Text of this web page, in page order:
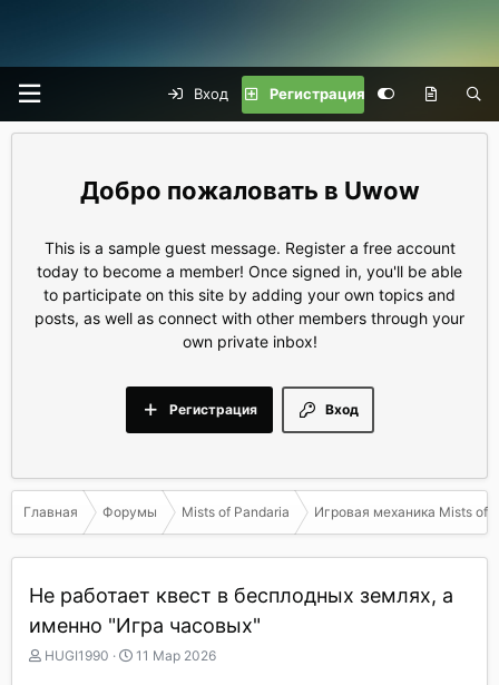
Вход Регистрация
Uwow
This is a sample guest message. Register a free account
today to become a member! Once signed in, you'll be able
to participate on this site by adding your own topics and
posts, as well as connect with other members through your
own private inbox!
Вход
Регистрация
Главная Форумы Mists of Pandaria Игровая механика Mists of
Не работает квест в бесплодных землях, а
именно "Игра часовых"
А
HUGI1990
Д
11 Мар 2026